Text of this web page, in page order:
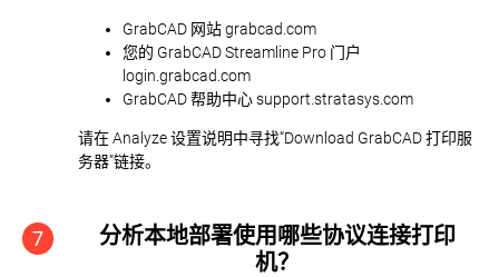
GrabCAD 网站 grabcad.com
您的 GrabCAD Streamline Pro 门户
login.grabcad.com
GrabCAD 帮助中心 support.stratasys.com
请在 Analyze 设置说明中寻找“Download GrabCAD 打印服
务器”链接。
7
分析本地部署使用哪些协议连接打印
机？